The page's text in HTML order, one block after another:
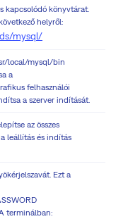
kapcsolódó könyvtárat.
helyről:
mysql/
local/mysql/bin
a
felhasználói
a szerver indítását.
az összes
leállítás és indítás
Ezt a
terminálban: